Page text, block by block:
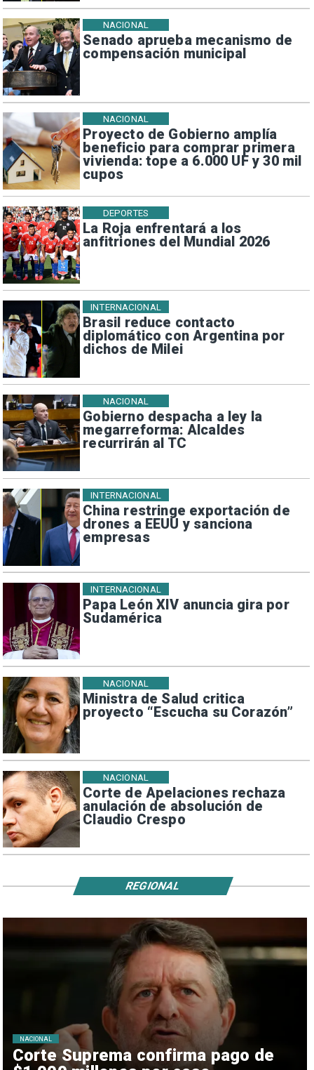
Senado aprueba mecanismo de
compensación municipal
NACIONAL
Proyecto de Gobierno amplía
beneficio para comprar primera
vivienda: tope a 6.000 UF y 30 mil
cupos
NACIONAL
La Roja enfrentará a los
anfitriones del Mundial 2026
DEPORTES
Brasil reduce contacto
diplomático con Argentina por
dichos de Milei
INTERNACIONAL
Gobierno despacha a ley la
megarreforma: Alcaldes
recurrirán al TC
NACIONAL
China restringe exportación de
drones a EEUU y sanciona
empresas
INTERNACIONAL
Papa León XIV anuncia gira por
Sudamérica
INTERNACIONAL
Ministra de Salud critica
proyecto “Escucha su Corazón”
NACIONAL
Corte de Apelaciones rechaza
anulación de absolución de
Claudio Crespo
NACIONAL
Corte Suprema confirma pago de
NACIONAL
REGIONAL